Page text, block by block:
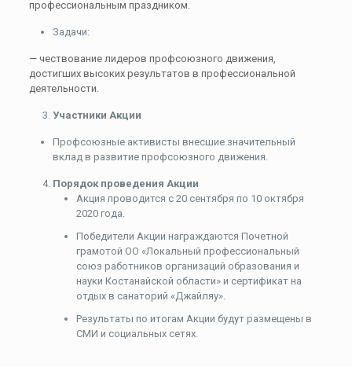
профессиональным праздником.
Задачи:
— чествование лидеров профсоюзного движения,
достигших высоких результатов в профессиональной
деятельности.
Участники Акции
Профсоюзные активисты внесшие значительный
вклад в развитие профсоюзного движения.
Порядок проведения Акции
Акция проводится с 20 сентября по 10 октября
2020 года.
Победители Акции награждаются Почетной
грамотой ОО «Локальный профессиональный
союз работников организаций образования и
науки Костанайской области» и сертификат на
отдых в санаторий «Джайляу».
Результаты по итогам Акции будут размещены в
СМИ и социальных сетях.